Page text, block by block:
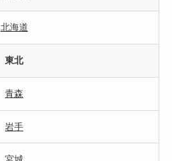
北海道
東北
青森
岩手